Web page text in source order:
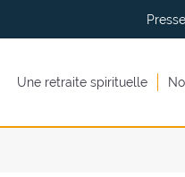
Presse
Une retraite spirituelle